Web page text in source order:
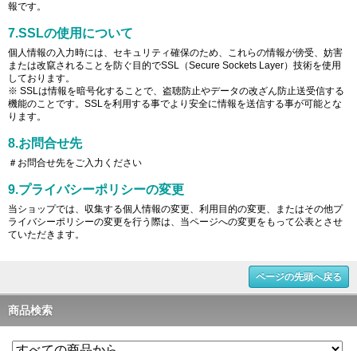
報です。
7.SSLの使用について
個人情報の入力時には、セキュリティ確保のため、これらの情報が傍受、妨害
または改竄されることを防ぐ目的でSSL（Secure Sockets Layer）技術を使用
しております。
※ SSLは情報を暗号化することで、盗聴防止やデータの改ざん防止送受信する
機能のことです。SSLを利用する事でより安全に情報を送信する事が可能とな
ります。
8.お問合せ先
＃お問合せ先をご入力ください
9.プライバシーポリシーの変更
当ショップでは、収集する個人情報の変更、利用目的の変更、またはその他プ
ライバシーポリシーの変更を行う際は、当ページへの変更をもって公表とさせ
ていただきます。
ページの先頭へ戻る
商品検索